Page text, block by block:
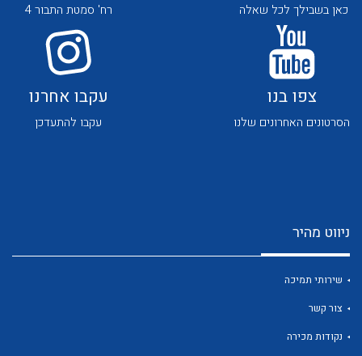
לכל מוצרי היצרן לכל מוצרי היצרן
לכל מוצרי היצרן
כאן בשבילך לכל שאלה רח' סמטת התבור 4
צפו בנו
הסרטונים האחרונים שלנו
עקבו אחרנו
עקבו להתעדכן
ניווט מהיר
שירותי תמיכה
צור קשר
נקודות מכירה